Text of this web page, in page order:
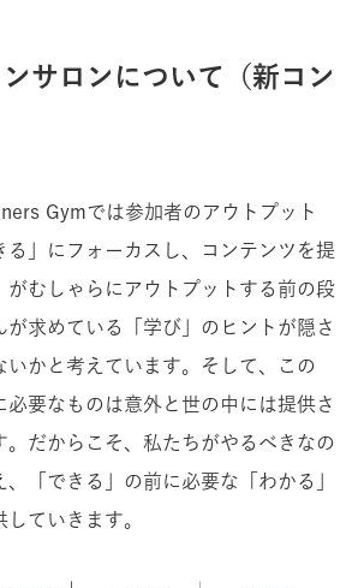
サロンについて（新コン
Gymでは参加者のアウトプット
る」にフォーカスし、コンテンツを提
がむしゃらにアウトプットする前の段
が求めている「学び」のヒントが隠さ
いかと考えています。そして、この
必要なものは意外と世の中には提供さ
。だからこそ、私たちがやるべきなの
「できる」の前に必要な「わかる」
ていきます。